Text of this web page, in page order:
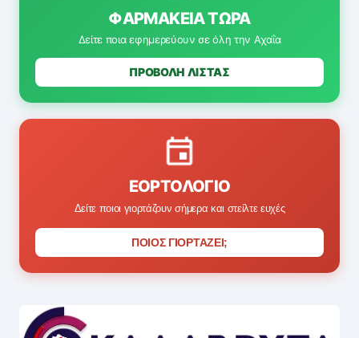
ΦΑΡΜΑΚΕΊΑ ΤΏΡΑ
Δείτε ποια εφημερεύουν σε όλη την Αχαΐα
ΠΡΟΒΟΛΗ ΛΙΣΤΑΣ
ΕΟΡΤΟΛΌΓΙΟ
Δείτε ποιοι γιορτάζουν σήμερα και στείλτε ευχές
ΠΟΙΟΣ ΓΙΟΡΤΑΖΕΙ;